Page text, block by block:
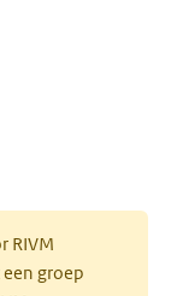
RIVM
groep